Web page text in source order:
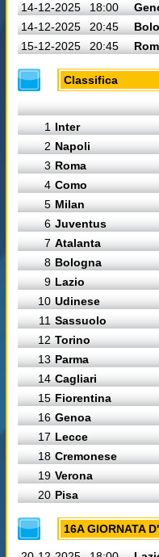
14-12-2025
18:00
14-12-2025
20:45
15-12-2025
20:45
Classifica
1 Inter
2 Napoli
3 Roma
4 Como
5 Milan
6 Juventus
7 Atalanta
8 Bologna
9 Lazio
10 Udinese
11 Sassuolo
12 Torino
13 Parma
14 Cagliari
15 Fiorentina
16 Genoa
17 Lecce
18 Cremonese
19 Verona
20 Pisa
16A GIORNATA